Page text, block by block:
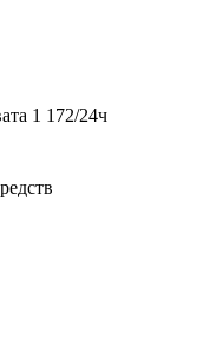
1 172/24ч